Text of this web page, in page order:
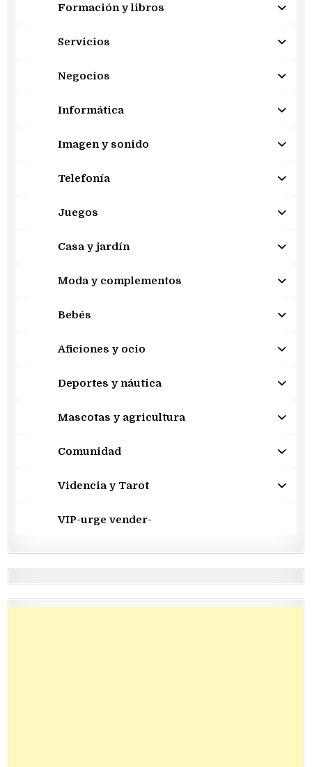
Formación y libros
Servicios
Negocios
Informática
Imagen y sonido
Telefonía
Juegos
Casa y jardín
Moda y complementos
Bebés
Aficiones y ocio
Deportes y náutica
Mascotas y agricultura
Comunidad
Videncia y Tarot
VIP-urge vender-